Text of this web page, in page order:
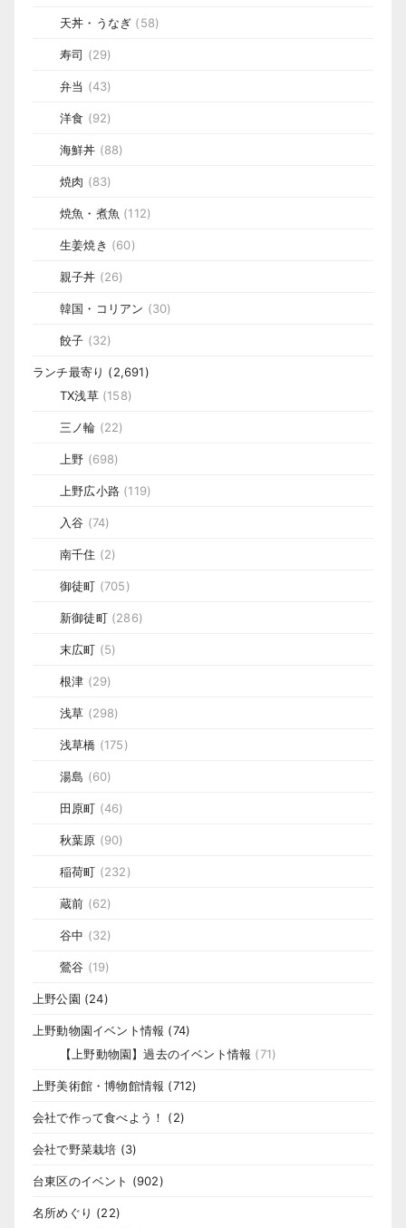
天丼・うなぎ (58)
寿司 (29)
弁当 (43)
洋食 (92)
海鮮丼 (88)
焼肉 (83)
焼魚・煮魚 (112)
生姜焼き (60)
親子丼 (26)
韓国・コリアン (30)
餃子 (32)
ランチ最寄り (2,691)
TX浅草(158)
三ノ輪 (22)
上野 (698)
上野広小路 (119)
入谷 (74)
南千住 (2)
御徒町 (705)
新御徒町(286)
末広町 (5)
根津 (29)
浅草 (298)
浅草橋 (175)
湯島 (60)
田原町 (46)
秋葉原 (90)
稲荷町 (232)
蔵前 (62)
谷中 (32)
鶯谷 (19)
上野公園 (24)
上野動物園イベント情報 (74)
【上野動物園】過去のイベント情報 (71)
上野美術館・博物館情報 (712)
会社で作って食べよう！ (2)
会社で野菜栽培 (3)
台東区のイベント (902)
名所めぐり (22)